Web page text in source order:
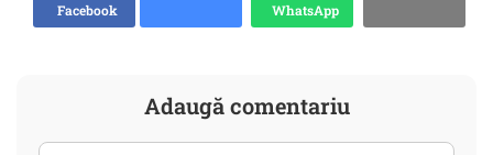
Facebook
WhatsApp
Adaugă comentariu